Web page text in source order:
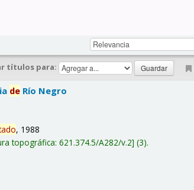
títulos para:
de Río Negro
, 1988
topográfica:621.374.5/A282/v.2 (3).